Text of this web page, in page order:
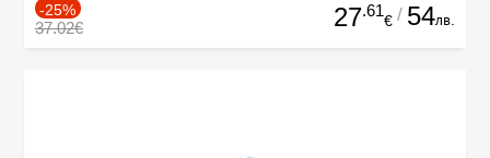
-25%
37.02€ 27.61
€ / 54лв.